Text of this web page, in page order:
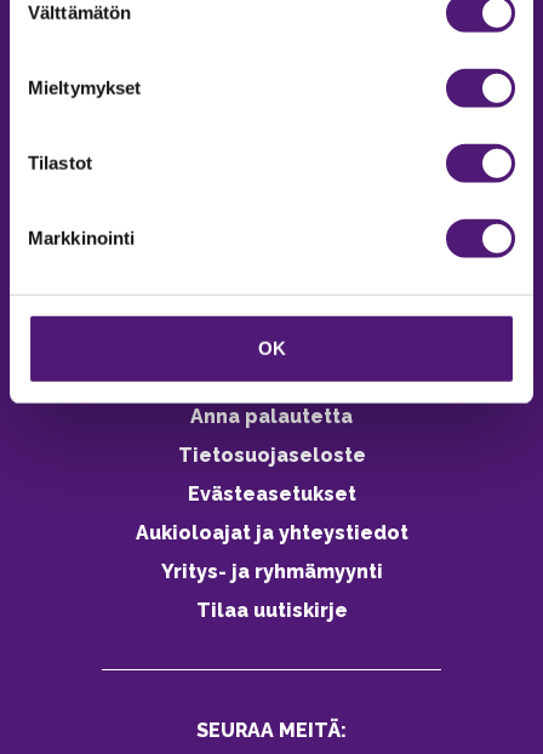
valinta
Välttämätön
Mieltymykset
Tilastot
Markkinointi
OK
Vastuullisuus
Ympäristöohjelma
Avoimet työpaikat
Anna palautetta
Tietosuojaseloste
Evästeasetukset
Aukioloajat ja yhteystiedot
Yritys- ja ryhmämyynti
Tilaa uutiskirje
SEURAA MEITÄ: